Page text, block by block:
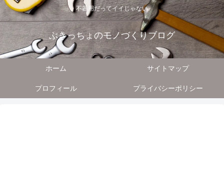
不器用だってイイじゃない
ぶきっちょのモノづくりブログ
ホーム サイトマップ
プロフィール プライバシーポリシー